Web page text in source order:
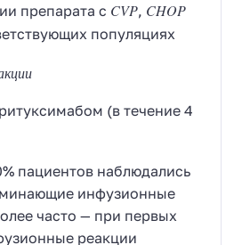
препарата с CVP, CHOP
популяциях
(в течение 4
пациентов наблюдались
инфузионные
часто — при первых
реакции